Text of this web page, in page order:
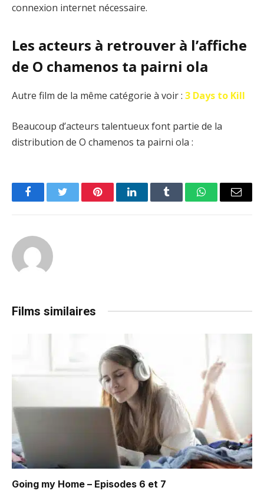
connexion internet nécessaire.
Les acteurs à retrouver à l’affiche
de O chamenos ta pairni ola
Autre film de la même catégorie à voir : 3 Days to Kill
Beaucoup d’acteurs talentueux font partie de la
distribution de O chamenos ta pairni ola :
FacebookTwitter PinterestLinkedInTumblr WhatsAppEmail
Films similaires
Going my Home – Episodes 6 et 7